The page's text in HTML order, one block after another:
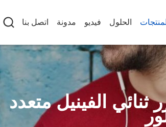
الحلول فيديو مدونة اتصل بنا
ثنائي الفينيل متعدد